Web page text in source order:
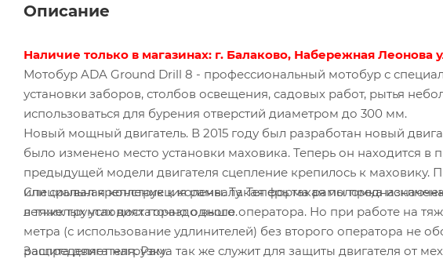
Описание
Наличие только в магазинах: г. Балаково, Набережная Леонова
Мотобур ADA Ground Drill 8 - профессиональный мотобур с
установки заборов, столбов освещения, садовых работ, рытья
использоваться для бурения отверстий диаметром до 300 мм.
Новый мощный двигатель. В 2015 году был разработан новый
было изменено место установки маховика. Теперь он находится
предыдущей модели двигателя сцепление крепилось к маховику.
или срывал крепление к коленвалу. Теперь такая поломка
в тяжелых условиях гораздо выше.
Специальная конструкция рамы. Такая форма рамы
легких грунтах достаточно одного оператора. Но при работе на
метра (с использование удлинителей) без второго оператора не
распределяет нагрузку.
Защита двигателя. Рама так же служит для защиты двигателя от